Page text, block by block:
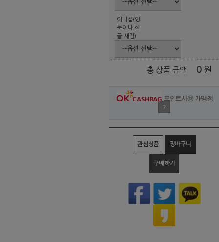
이니셜(영
문이나 한
글 새김)
총 상품 금액 0 원
포인트사용 가맹점
?
관심상품 장바구니
구매하기